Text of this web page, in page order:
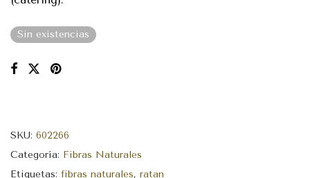
Sin existencias
SKU: 602266
Categoría: Fibras Naturales
Etiquetas: fibras naturales, ratan